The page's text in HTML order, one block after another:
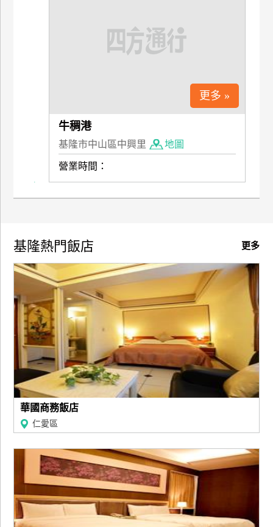
商
傳
更多 »
牛稠港
基隆市中山區中興里 地圖
營業時間：
更多
基隆熱門飯店
華國商務飯店
仁愛區